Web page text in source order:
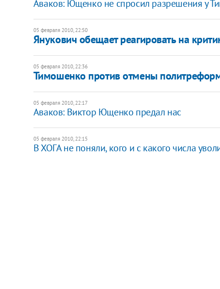
Аваков: Ющенко не спросил разрешения у
05 февраля 2010, 22:50
Янукович обещает реагировать на
05 февраля 2010, 22:36
Тимошенко против отмены
05 февраля 2010, 22:17
Аваков: Виктор Ющенко предал нас
05 февраля 2010, 22:15
В ХОГА не поняли, кого и с какого числа